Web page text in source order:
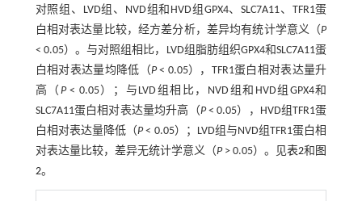
对照组、LVD组、NVD组和HVD组GPX4、SLC7A11、TFR1蛋
白相对表达量比较，经方差分析，差异均有统计学意义（P
< 0.05）。与对照组相比，LVD组脂肪组织GPX4和SLC7A11蛋
白相对表达量均降低（P< 0.05），TFR1蛋白相对表达量升
高（ P< 0.05）；与LVD组相比，NVD组和HVD组GPX4和
SLC7A11蛋白相对表达量均升高（P< 0.05），HVD组TFR1蛋
白相对表达量降低（P< 0.05）；LVD组与NVD组TFR1蛋白相
对表达量比较，差异无统计学意义（P> 0.05）。见表2和 图
2。